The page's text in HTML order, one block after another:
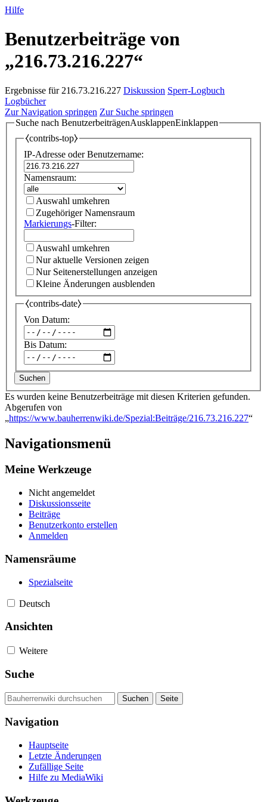
Hilfe
Benutzerbeiträge von
„216.73.216.227“
Ergebnisse für 216.73.216.227 Diskussion Sperr-Logbuch
Logbücher
Zur Navigation springen Zur Suche springen
Suche nach BenutzerbeiträgenAusklappenEinklappen
⧼contribs-top⧽
IP-Adresse oder Benutzername:
Namensraum:
Auswahl umkehren
Zugehöriger Namensraum
Markierungs-Filter:
Auswahl umkehren
Nur aktuelle Versionen zeigen
Nur Seitenerstellungen anzeigen
Kleine Änderungen ausblenden
⧼contribs-date⧽
Von Datum:
Bis Datum:
Suchen
Es wurden keine Benutzerbeiträge mit diesen Kriterien gefunden.
Abgerufen von
„https://www.bauherrenwiki.de/Spezial:Beiträge/216.73.216.227“
Navigationsmenü
Meine Werkzeuge
Nicht angemeldet
Diskussionsseite
Beiträge
Benutzerkonto erstellen
Anmelden
Namensräume
Spezialseite
Deutsch
Ansichten
Weitere
Suche
Navigation
Hauptseite
Letzte Änderungen
Zufällige Seite
Hilfe zu MediaWiki